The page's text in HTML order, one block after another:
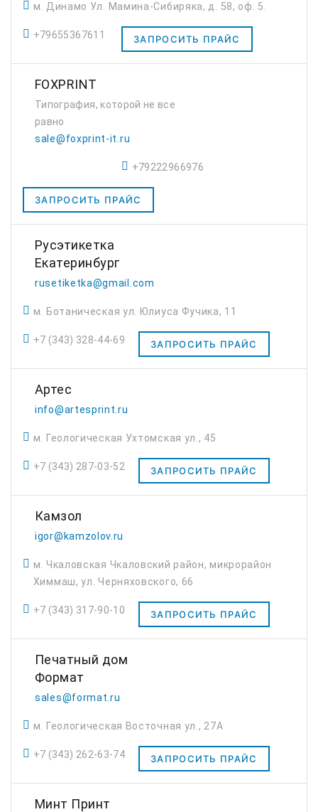
значимость своего труда...
м. Динамо Ул. Мамина-Сибиряка, д. 58, оф. 5.
+79655367611 ЗАПРОСИТЬ ПРАЙС
FOXPRINT
Типография, которой не все
равно
sale@foxprint-it.ru
+79222966976
ЗАПРОСИТЬ ПРАЙС
Русэтикетка
Екатеринбург
rusetiketka@gmail.com
м. Ботаническая ул. Юлиуса Фучика, 11
+7 (343) 328-44-69 ЗАПРОСИТЬ ПРАЙС
Артес
info@artesprint.ru
м. Геологическая Ухтомская ул., 45
+7 (343) 287-03-52 ЗАПРОСИТЬ ПРАЙС
Камзол
igor@kamzolov.ru
м. Чкаловская Чкаловский район, микрорайон
Химмаш, ул. Черняховского, 66
+7 (343) 317-90-10 ЗАПРОСИТЬ ПРАЙС
Печатный дом
Формат
sales@format.ru
м. Геологическая Восточная ул., 27А
+7 (343) 262-63-74 ЗАПРОСИТЬ ПРАЙС
Минт Принт